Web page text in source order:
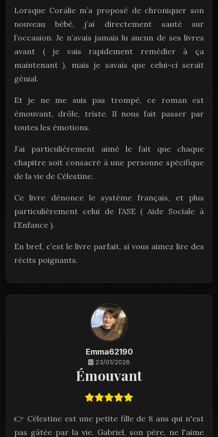
Lorsque Coralie m’a proposé de chroniquer son
nouveau bébé, j’ai directement sauté sur
l’occasion. Je n’avais jamais lu aucun de ses livres
avant ( je vais rapidement remédier à ça
maintenant ), mais je savais que celui-ci serait
génial.
Et je ne me suis pas trompé, ce roman est
émouvant, drôle, triste. Il nous fait passer par
toutes les émotions.
J’ai particulièrement aimé le fait que chaque
chapitre soit consacré à une personne spécifique
de la vie de Célestine.
Ce livre dénonce le système français, et plus
particulièrement celui de l’ASE ( Aide Sociale à
l’Enfance ).
En bref, c’est le livre parfait, si vous aimez lire des
récits poignants.
Emma62190
23/01/2026
Émouvant
👉 Célestine est une petite fille de 8 ans qui n'est
pas gâtée par la vie. Gabriel, son père, ne l'aime